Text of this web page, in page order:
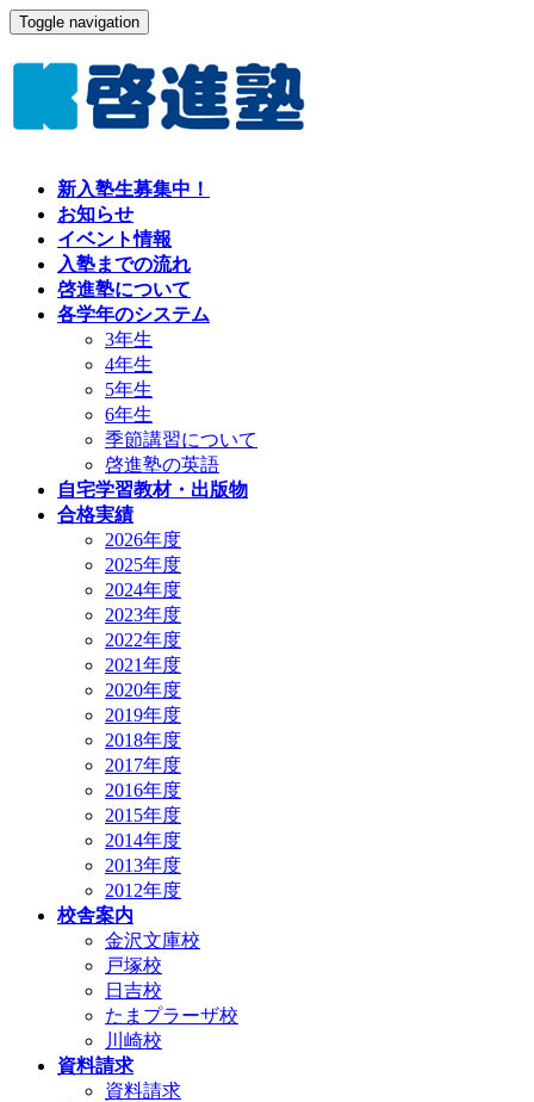
Toggle navigation
新入塾生募集中！
お知らせ
イベント情報
入塾までの流れ
啓進塾について
各学年のシステム
3年生
4年生
5年生
6年生
季節講習について
啓進塾の英語
自宅学習教材・出版物
合格実績
2026年度
2025年度
2024年度
2023年度
2022年度
2021年度
2020年度
2019年度
2018年度
2017年度
2016年度
2015年度
2014年度
2013年度
2012年度
校舎案内
金沢文庫校
戸塚校
日吉校
たまプラーザ校
川崎校
資料請求
資料請求